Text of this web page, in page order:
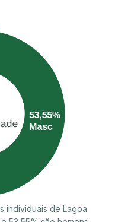
individuais de Lagoa